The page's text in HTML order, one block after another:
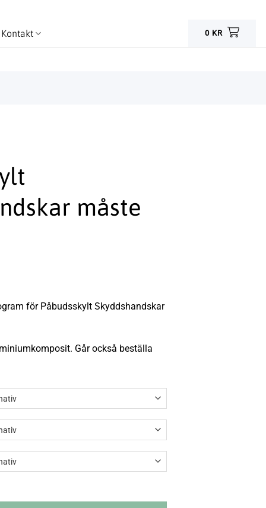
Kontakt 0 KR
måste
för Påbudsskylt Skyddshandskar
Går också beställa